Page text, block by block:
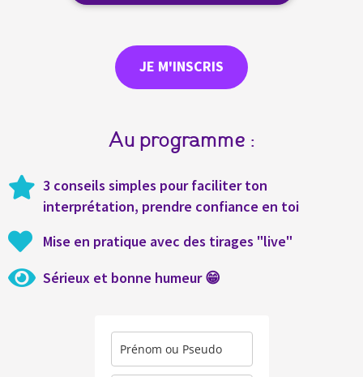
JE M'INSCRIS
Au programme :
3 conseils simples pour faciliter ton
interprétation, prendre confiance en toi
Mise en pratique avec des tirages "live"
Sérieux et bonne humeur 😁